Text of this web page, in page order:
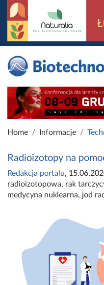
Home Informacje
Radioizotopy na
Redakcja portalu,
radioizotopowa, rak
medycyna nuklearna, jod